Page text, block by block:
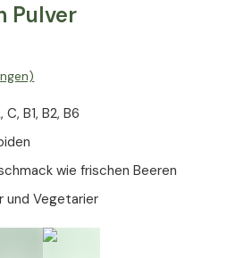
Pulver
B1, B2, B6
wie frischen Beeren
und Vegetarier